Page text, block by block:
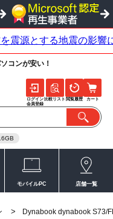
コンが安い！
ログイン
会員登録
比較リスト 閲覧履歴 カート
モバイルPC 店舗一覧
>
Dynabook dynabook S73/